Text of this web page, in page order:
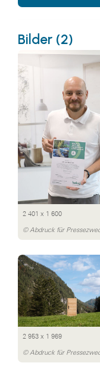
Bilder (2)
2 401 x 1 600
2 953 x 1 969